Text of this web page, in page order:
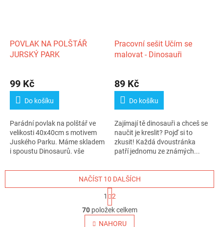
POVLAK NA POLŠTÁŘ
JURSKÝ PARK
99 Kč
Do košíku
Parádní povlak na polštář ve
velikosti 40x40cm s motivem
Juského Parku. Máme skladem
i spoustu Dinosaurů. vše
Pracovní sešit Učím se
malovat - Dinosauři
89 Kč
Do košíku
Zajímají tě dinosauři a chceš se
naučit je kreslit? Pojď si to
zkusit! Každá dvoustránka
patří jednomu ze známých...
O
v
l
NAČÍST 10 DALŠÍCH
S
t
r
á
n
1
2
70položek celkem
NAHORU